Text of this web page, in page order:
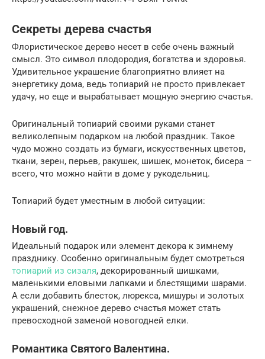
Секреты дерева счастья
Флористическое дерево несет в себе очень важный
смысл. Это символ плодородия, богатства и здоровья.
Удивительное украшение благоприятно влияет на
энергетику дома, ведь топиарий не просто привлекает
удачу, но еще и вырабатывает мощную энергию счастья.
Оригинальный топиарий своими руками станет
великолепным подарком на любой праздник. Такое
чудо можно создать из бумаги, искусственных цветов,
ткани, зерен, перьев, ракушек, шишек, монеток, бисера –
всего, что можно найти в доме у рукодельниц.
Топиарий будет уместным в любой ситуации:
Новый год.
Идеальный подарок или элемент декора к зимнему
празднику. Особенно оригинальным будет смотреться
топиарий из сизаля, декорированный шишками,
маленькими еловыми лапками и блестящими шарами.
А если добавить блесток, люрекса, мишуры и золотых
украшений, снежное дерево счастья может стать
превосходной заменой новогодней елки.
Романтика Святого Валентина.